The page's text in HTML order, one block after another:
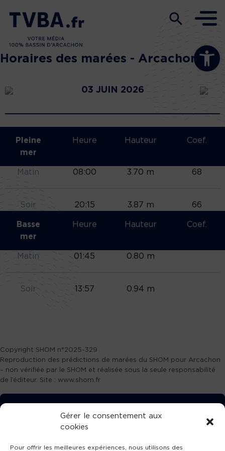
Ouvrir la
Gérer le consentement aux
cookies
Pour offrir les meilleures expériences, nous utilisons des
Horaires des marées - Arcachon
03 JUIN 2026
Pleine
mer
Heure Hauteur Coef.
Matin 08:00 3.70 m 68
Soir 20:15 3.87 m 66
Basse
mer
Heure Hauteur Coef.
Matin 01:45 0.80 m
Soir 13:57 0.94 m
Copyright SHOM n°2025-329
Reproduction des prédictions de marées du SHOM pour Arcachon
– non vérifiée par le SHOM et réalisée sous la seule responsabilité
de l’éditeur. Site : www.shom.fr
TÉLÉCHARGEZ GRATUITEMENT
L’APPLICATION TVBA !